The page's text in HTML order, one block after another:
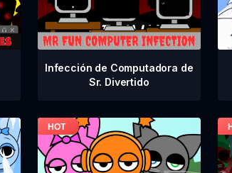
Infección de Computadora de
Sr. Divertido